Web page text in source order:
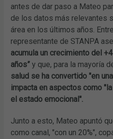
antes de dar paso a Mateo
de los datos más relevantes
área en los últimos años.
representante de STANPA
acumula un crecimiento del
años” y que, para la mayoría
salud se ha convertido "en
impacta en aspectos como
el estado emocional".
Junto a esto, Mateo apuntó
como canal, "con un 20%",